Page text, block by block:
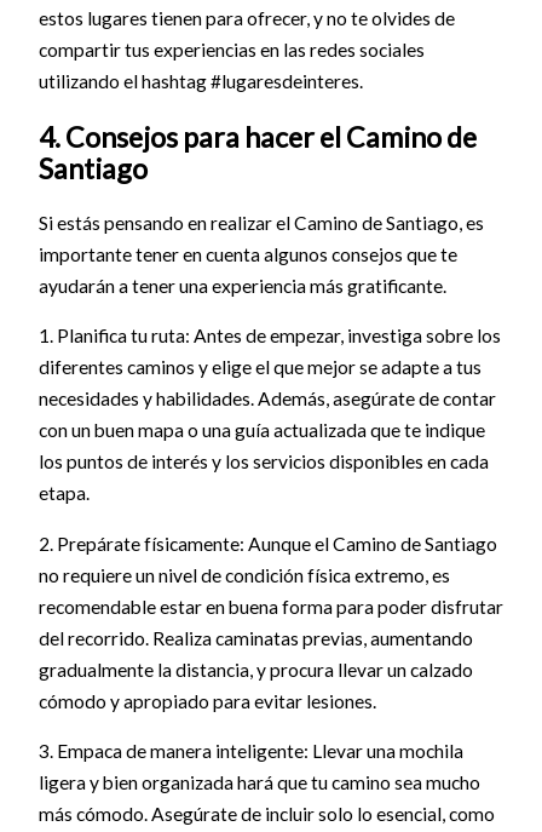
estos lugares tienen para ofrecer, y no te olvides de
compartir tus experiencias en las redes sociales
utilizando el hashtag #lugaresdeinteres.
4. Consejos para hacer el Camino de
Santiago
Si estás pensando en realizar el Camino de Santiago, es
importante tener en cuenta algunos consejos que te
ayudarán a tener una experiencia más gratificante.
1. Planifica tu ruta: Antes de empezar, investiga sobre los
diferentes caminos y elige el que mejor se adapte a tus
necesidades y habilidades. Además, asegúrate de contar
con un buen mapa o una guía actualizada que te indique
los puntos de interés y los servicios disponibles en cada
etapa.
2. Prepárate físicamente: Aunque el Camino de Santiago
no requiere un nivel de condición física extremo, es
recomendable estar en buena forma para poder disfrutar
del recorrido. Realiza caminatas previas, aumentando
gradualmente la distancia, y procura llevar un calzado
cómodo y apropiado para evitar lesiones.
3. Empaca de manera inteligente: Llevar una mochila
ligera y bien organizada hará que tu camino sea mucho
más cómodo. Asegúrate de incluir solo lo esencial, como